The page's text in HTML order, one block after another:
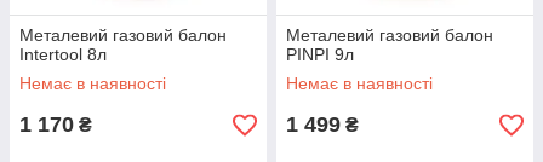
Металевий газовий балон
Intertool 8л
Немає в наявності
1 170 ₴
Металевий газовий балон
PINPI 9л
Немає в наявності
1 499 ₴